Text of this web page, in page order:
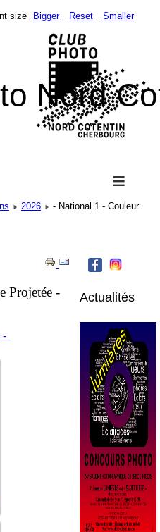
Nord
size Bigger Reset Smaller
≡
2026
- National 1 - Couleur
Projetée -
-
Actualités